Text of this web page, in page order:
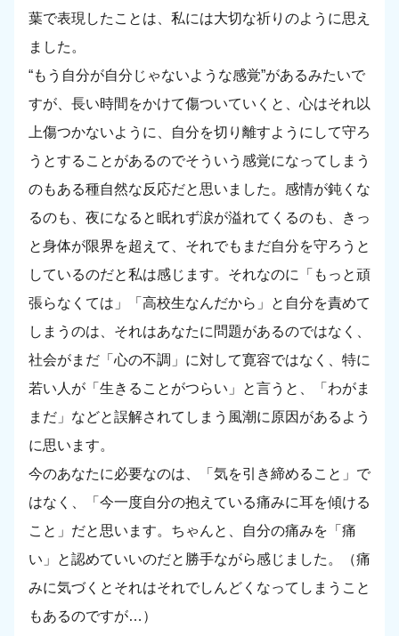
葉で表現したことは、私には大切な祈りのように思え
ました。
“もう自分が自分じゃないような感覚”があるみたいで
すが、長い時間をかけて傷ついていくと、心はそれ以
上傷つかないように、自分を切り離すようにして守ろ
うとすることがあるのでそういう感覚になってしまう
のもある種自然な反応だと思いました。感情が鈍くな
るのも、夜になると眠れず涙が溢れてくるのも、きっ
と身体が限界を超えて、それでもまだ自分を守ろうと
しているのだと私は感じます。それなのに「もっと頑
張らなくては」「高校生なんだから」と自分を責めて
しまうのは、それはあなたに問題があるのではなく、
社会がまだ「心の不調」に対して寛容ではなく、特に
若い人が「生きることがつらい」と言うと、「わがま
まだ」などと誤解されてしまう風潮に原因があるよう
に思います。
今のあなたに必要なのは、「気を引き締めること」で
はなく、「今一度自分の抱えている痛みに耳を傾ける
こと」だと思います。ちゃんと、自分の痛みを「痛
い」と認めていいのだと勝手ながら感じました。（痛
みに気づくとそれはそれでしんどくなってしまうこと
もあるのですが…）